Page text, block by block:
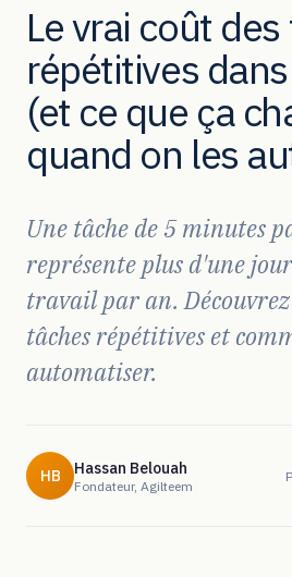
Le vrai coût
répétitives
(et ce que ça
quand on les
Une tâche de 5 minutes
représente plus d'une
travail par an.
tâches répétitives et
automatiser.
HB Hassan Belouah
Fondateur, Agilteem